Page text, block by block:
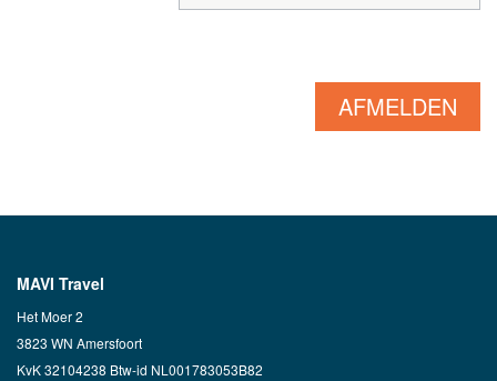
MAVI Travel
Het Moer 2
3823 WN Amersfoort
KvK 32104238 Btw-id NL001783053B82